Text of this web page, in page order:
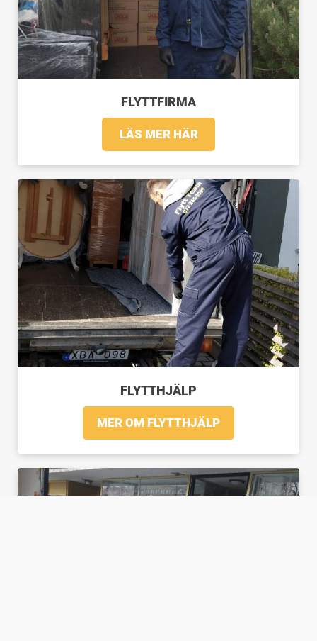
FLYTTFIRMA
LÄS MER HÄR
FLYTTHJÄLP
MER OM FLYTTHJÄLP